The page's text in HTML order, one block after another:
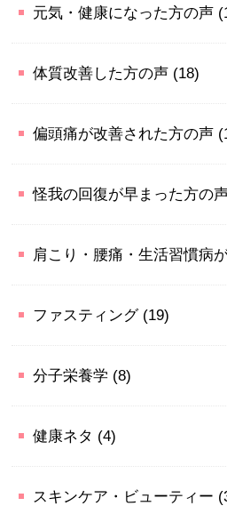
元気・健康になった方の声
体質改善した方の声 (18)
偏頭痛が改善された方の声
怪我の回復が早まった方の
肩こり・腰痛・生活習慣病
ファスティング(19)
分子栄養学 (8)
健康ネタ (4)
スキンケア・ビューティー